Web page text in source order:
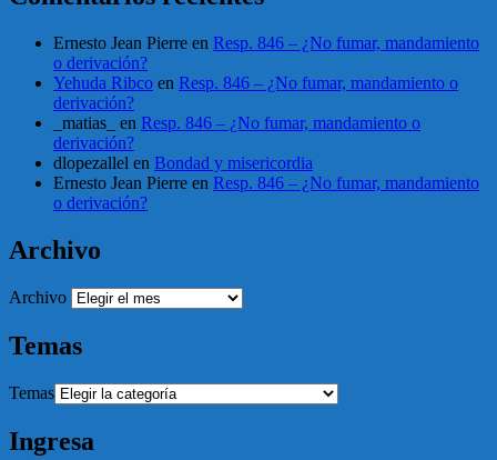
Ernesto Jean Pierre en Resp. 846 – ¿No fumar, mandamiento
o derivación?
Yehuda Ribco en Resp. 846 – ¿No fumar, mandamiento o
derivación?
_matias_
en Resp. 846 – ¿No fumar, mandamiento o
derivación?
dlopezallel en Bondad y misericordia
Ernesto Jean Pierre en Resp. 846 – ¿No fumar, mandamiento
o derivación?
Archivo
Archivo
Temas
Temas
Ingresa